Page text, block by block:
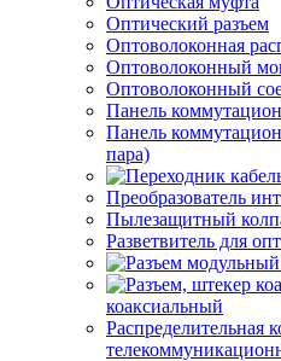
Оптический разъем
Оптоволоконная
Оптоволоконный
Оптоволоконный
Панель
Панель
пара)
Преобразователь
Пылезащитный
Разветвитель для
коаксиальный
Распределительная